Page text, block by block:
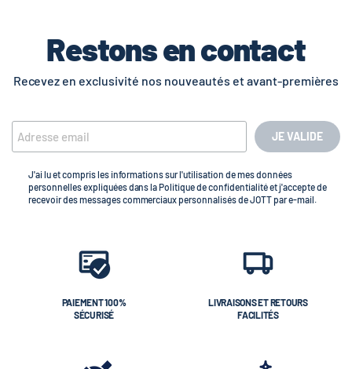
Restons en contact
Recevez en exclusivité nos nouveautés et avant-premières
JE VALIDE
J'ai lu et compris les informations sur l'utilisation de mes données
personnelles expliquées dans la Politique de confidentialité et j'accepte de
recevoir des messages commerciaux personnalisés de JOTT par e-mail.
PAIEMENT 100%
SÉCURISÉ
LIVRAISONS ET RETOURS
FACILITÉS